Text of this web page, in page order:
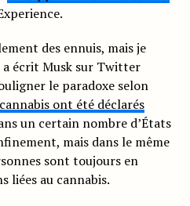
des ennuis, mais je
a écrit Musk sur Twitter
le paradoxe selon
ont été déclarés
un certain nombre d’États
mais dans le même
sont toujours en
liées au cannabis.